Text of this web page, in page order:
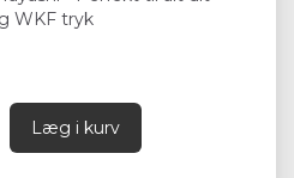
WKF tryk
Læg i kurv